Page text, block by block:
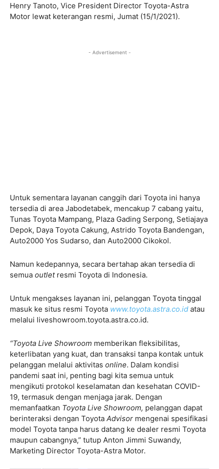
Henry Tanoto, Vice President Director Toyota-Astra
Motor lewat keterangan resmi, Jumat (15/1/2021).
- Advertisement -
Untuk sementara layanan canggih dari Toyota ini hanya
tersedia di area Jabodetabek, mencakup 7 cabang yaitu,
Tunas Toyota Mampang, Plaza Gading Serpong, Setiajaya
Depok, Daya Toyota Cakung, Astrido Toyota Bandengan,
Auto2000 Yos Sudarso, dan Auto2000 Cikokol.
Namun kedepannya, secara bertahap akan tersedia di
semua outletresmi Toyota di Indonesia.
Untuk mengakses layanan ini, pelanggan Toyota tinggal
masuk ke situs resmi Toyota www.toyota.astra.co.id atau
melalui liveshowroom.toyota.astra.co.id.
“Toyota Live Showroom memberikan fleksibilitas,
keterlibatan yang kuat, dan transaksi tanpa kontak untuk
pelanggan melalui aktivitas online. Dalam kondisi
pandemi saat ini, penting bagi kita semua untuk
mengikuti protokol keselamatan dan kesehatan COVID-
19, termasuk dengan menjaga jarak. Dengan
memanfaatkan Toyota Live Showroom, pelanggan dapat
berinteraksi dengan Toyota Advisor mengenai spesifikasi
model Toyota tanpa harus datang ke dealer resmi Toyota
maupun cabangnya,” tutup Anton Jimmi Suwandy,
Marketing Director Toyota-Astra Motor.